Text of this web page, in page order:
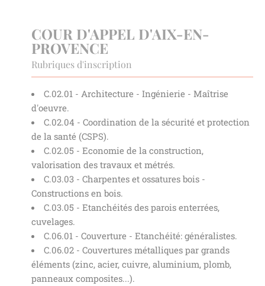
COUR D'APPEL D'AIX-EN-
PROVENCE
Rubriques d'inscription
C.02.01 - Architecture - Ingénierie - Maîtrise
d'oeuvre.
C.02.04 - Coordination de la sécurité et protection
de la santé (CSPS).
C.02.05 - Economie de la construction,
valorisation des travaux et métrés.
C.03.03 - Charpentes et ossatures bois -
Constructions en bois.
C.03.05 - Etanchéités des parois enterrées,
cuvelages.
C.06.01 - Couverture - Etanchéité: généralistes.
C.06.02 - Couvertures métalliques par grands
éléments (zinc, acier, cuivre, aluminium, plomb,
panneaux composites...).